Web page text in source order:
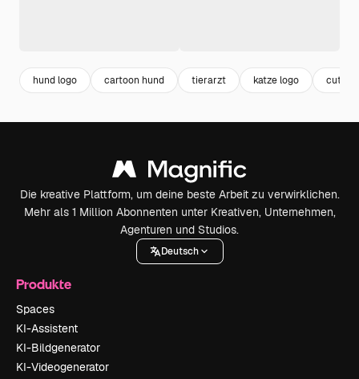
hund logo cartoon hund tierarzt katze logo cute
Die kreative Plattform, um deine beste Arbeit zu verwirklichen.
Mehr als 1 Million Abonnenten unter Kreativen, Unternehmen,
Agenturen und Studios.
Deutsch
Produkte
Spaces
KI-Assistent
KI-Bildgenerator
KI-Videogenerator